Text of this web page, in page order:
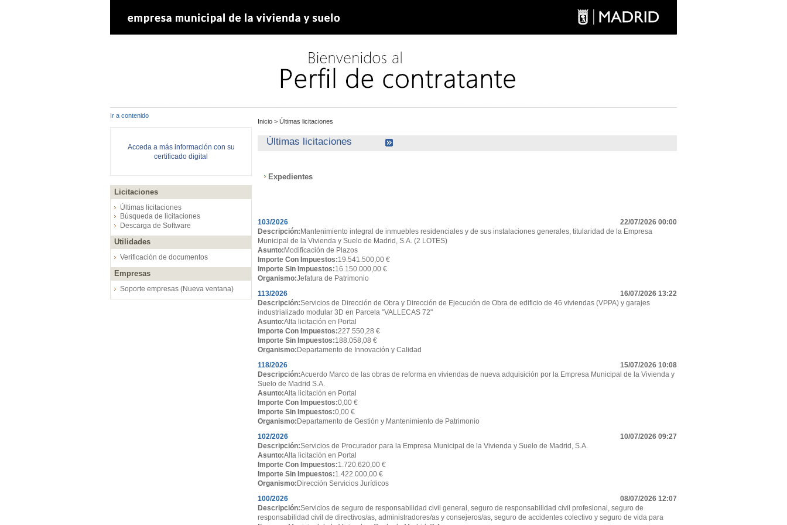
Ir a contenido
Acceda a más información con su
certificado digital
Licitaciones
Últimas licitaciones
Búsqueda de licitaciones
Descarga de Software
Utilidades
Verificación de documentos
Empresas
Soporte empresas (Nueva ventana)
Inicio > Últimas licitaciones
Últimas licitaciones
Expedientes
22/07/2026 00:00
103/2026
Descripción: Mantenimiento integral de inmuebles residenciales y de sus instalaciones generales, titularidad de la Empresa
Municipal de la Vivienda y Suelo de Madrid, S.A. (2 LOTES)
Asunto: Modificación de Plazos
Importe Con Impuestos:19.541.500,00 €
Importe Sin Impuestos:16.150.000,00 €
Organismo:Jefatura de Patrimonio
16/07/2026 13:22
113/2026
Descripción:Servicios de Dirección de Obra y Dirección de Ejecución de Obra de edificio de 46 viviendas (VPPA) y garajes
industrializado modular 3D en Parcela "VALLECAS 72"
Asunto:Alta licitación en Portal
Importe Con Impuestos:227.550,28 €
Importe Sin Impuestos:188.058,08 €
Organismo: Departamento de Innovación y Calidad
15/07/2026 10:08
118/2026
Descripción:Acuerdo Marco de las obras de reforma en viviendas de nueva adquisición por la Empresa Municipal de la Vivienda y
Suelo de Madrid S.A.
Asunto:Alta licitación en Portal
Importe Con Impuestos:0,00 €
Importe Sin Impuestos:0,00 €
Organismo: Departamento de Gestión y Mantenimiento de Patrimonio
10/07/2026 09:27
102/2026
Descripción:Servicios de Procurador para la Empresa Municipal de la Vivienda y Suelo de Madrid, S.A.
Asunto:Alta licitación en Portal
Importe Con Impuestos:1.720.620,00 €
Importe Sin Impuestos:1.422.000,00 €
Organismo: Dirección Servicios Jurídicos
08/07/2026 12:07
100/2026
Descripción:Servicios de seguro de responsabilidad civil general, seguro de responsabilidad civil profesional, seguro de
responsabilidad civil de directivos/as, administradores/as y consejeros/as, seguro de accidentes colectivo y seguro de vida para